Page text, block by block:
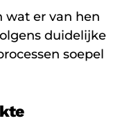
wat er van hen
duidelijke
soepel